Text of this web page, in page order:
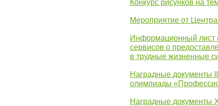
Конкурс рисунков на
Мероприятие от
Информационный лист
сервисов о
в трудные жизненные
Наградные документы
олимпиады
Наградные документы